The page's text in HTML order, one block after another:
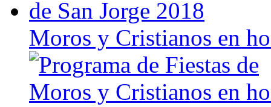
Moros y Cristianos en